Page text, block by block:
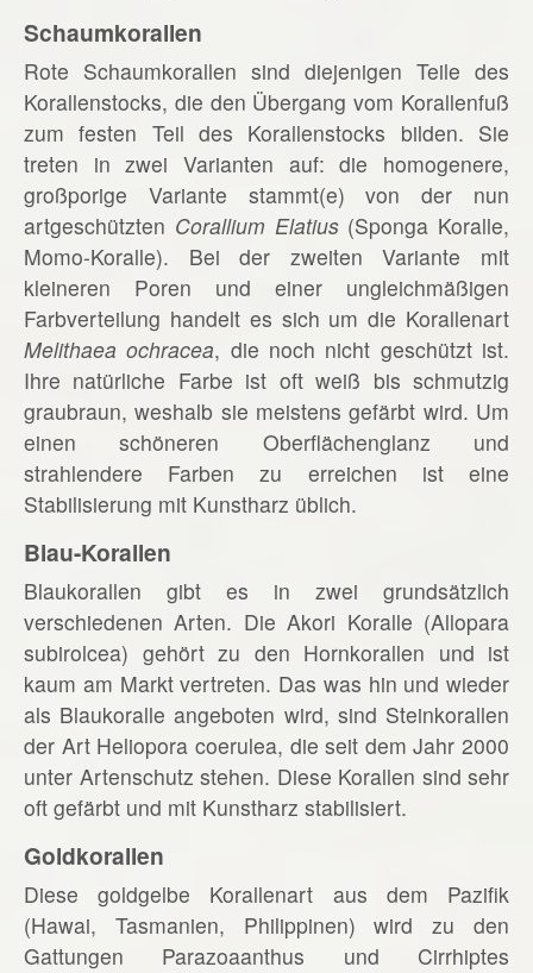
Schaumkorallen
Rote Schaumkorallen sind diejenigen Teile des
Korallenstocks, die den Übergang vom Korallenfuß
zum festen Teil des Korallenstocks bilden. Sie
treten in zwei Varianten auf: die homogenere,
großporige Variante stammt(e) von der nun
artgeschützten Corallium Elatius(Sponga Koralle,
Momo-Koralle). Bei der zweiten Variante mit
kleineren Poren und einer ungleichmäßigen
Farbverteilung handelt es sich um die Korallenart
Melithaea ochracea, die noch nicht geschützt ist.
Ihre natürliche Farbe ist oft weiß bis schmutzig
graubraun, weshalb sie meistens gefärbt wird. Um
einen schöneren Oberflächenglanz und
strahlendere Farben zu erreichen ist eine
Stabilisierung mit Kunstharz üblich.
Blau-Korallen
Blaukorallen gibt es in zwei grundsätzlich
verschiedenen Arten. Die Akori Koralle (Allopara
subirolcea) gehört zu den Hornkorallen und ist
kaum am Markt vertreten. Das was hin und wieder
als Blaukoralle angeboten wird, sind Steinkorallen
der Art Heliopora coerulea, die seit dem Jahr 2000
unter Artenschutz stehen. Diese Korallen sind sehr
oft gefärbt und mit Kunstharz stabilisiert.
Goldkorallen
Diese goldgelbe Korallenart aus dem Pazifik
(Hawai, Tasmanien, Philippinen) wird zu den
Gattungen Parazoaanthus und Cirrhiptes